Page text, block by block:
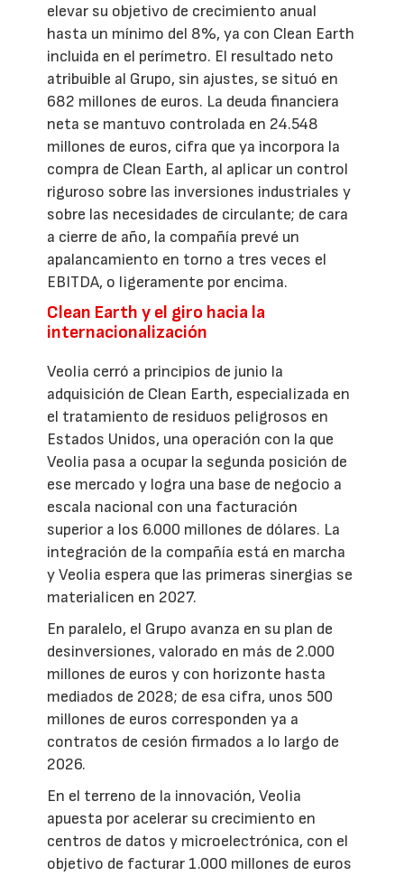
elevar su objetivo de crecimiento anual
hasta un mínimo del 8%, ya con Clean Earth
incluida en el perímetro. El resultado neto
atribuible al Grupo, sin ajustes, se situó en
682 millones de euros. La deuda financiera
neta se mantuvo controlada en 24.548
millones de euros, cifra que ya incorpora la
compra de Clean Earth, al aplicar un control
riguroso sobre las inversiones industriales y
sobre las necesidades de circulante; de cara
a cierre de año, la compañía prevé un
apalancamiento en torno a tres veces el
EBITDA, o ligeramente por encima.
Clean Earth y el giro hacia la
internacionalización
Veolia cerró a principios de junio la
adquisición de Clean Earth, especializada en
el tratamiento de residuos peligrosos en
Estados Unidos, una operación con la que
Veolia pasa a ocupar la segunda posición de
ese mercado y logra una base de negocio a
escala nacional con una facturación
superior a los 6.000 millones de dólares. La
integración de la compañía está en marcha
y Veolia espera que las primeras sinergias se
materialicen en 2027.
En paralelo, el Grupo avanza en su plan de
desinversiones, valorado en más de 2.000
millones de euros y con horizonte hasta
mediados de 2028; de esa cifra, unos 500
millones de euros corresponden ya a
contratos de cesión firmados a lo largo de
2026.
En el terreno de la innovación, Veolia
apuesta por acelerar su crecimiento en
centros de datos y microelectrónica, con el
objetivo de facturar 1.000 millones de euros